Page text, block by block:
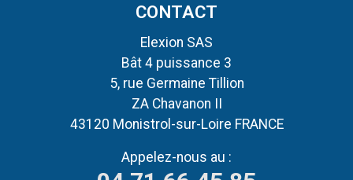
CONTACT
Elexion SAS
Bât 4 puissance 3
5, rue Germaine Tillion
ZA Chavanon II
43120 Monistrol-sur-Loire FRANCE
Appelez-nous au :